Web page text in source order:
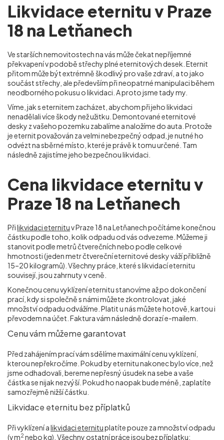
Likvidace eternitu v Praze
18 na Letňanech
Ve starších nemovitostech na vás může čekat nepříjemné
překvapení v podobě střechy plné eternitových desek. Eternit
přitom může být extrémně škodlivý pro vaše zdraví, a to jako
součást střechy, ale především při neopatrné manipulaci během
neodborného pokusu o likvidaci. A proto jsme tady my.
Víme, jak s eternitem zacházet, abychom při jeho likvidaci
nenadělali více škody než užitku. Demontované eternitové
desky z vašeho pozemku zabalíme a naložíme do auta. Protože
je eternit považován za velmi nebezpečný odpad, je nutné ho
odvézt na sběrné místo, které je právě k tomu určené. Tam
následně zajistíme jeho bezpečnou likvidaci.
Cena likvidace eternitu v
Praze 18 na Letňanech
Přilikvidaci eternituv Praze 18 na Letňanech počítáme konečnou
částku podle toho, kolik odpadu od vás odvezeme. Můžeme ji
stanovit podle metrů čtverečních nebo podle celkové
hmotnosti (jeden metr čtvereční eternitové desky váží přibližně
15–20 kilogramů). Všechny práce, které s likvidací eternitu
souvisejí, jsou zahrnuty v ceně.
Konečnou cenu vyklízení eternitu stanovíme až po dokončení
prací, kdy si společně s námi můžete zkontrolovat, jaké
množství odpadu odvážíme. Platit u nás můžete hotově, kartou i
převodem na účet. Faktura vám následně dorazí e-mailem.
Cenu vám můžeme garantovat
Před zahájením prací vám sdělíme maximální cenu vyklízení,
kterou nepřekročíme. Pokud by eternitu nakonec bylo více, než
jsme odhadovali, bereme nepřesný úsudek na sebe a vaše
částka se nijak nezvýší. Pokud ho naopak bude méně, zaplatíte
samozřejmě nižší částku.
Likvidace eternitu bez příplatků
Při vyklízení alikvidaci eternituplatíte pouze za množství odpadu
(v m2 nebo kg). Všechny ostatní práce jsou bez příplatku: